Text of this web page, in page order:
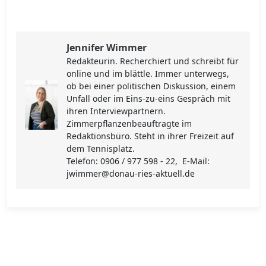
Jennifer Wimmer
Redakteurin. Recherchiert und schreibt für
online und im blättle. Immer unterwegs,
ob bei einer politischen Diskussion, einem
Unfall oder im Eins-zu-eins Gespräch mit
ihren Interviewpartnern.
Zimmerpflanzenbeauftragte im
Redaktionsbüro. Steht in ihrer Freizeit auf
dem Tennisplatz.
Telefon: 0906 / 977 598 - 22, E-Mail:
jwimmer@donau-ries-aktuell.de